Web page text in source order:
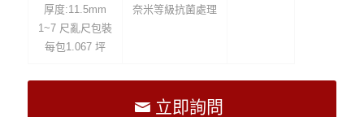
厚度:11.5mm
1~7 尺亂尺包裝
每包1.067 坪
奈米等級抗菌處理
立即詢問